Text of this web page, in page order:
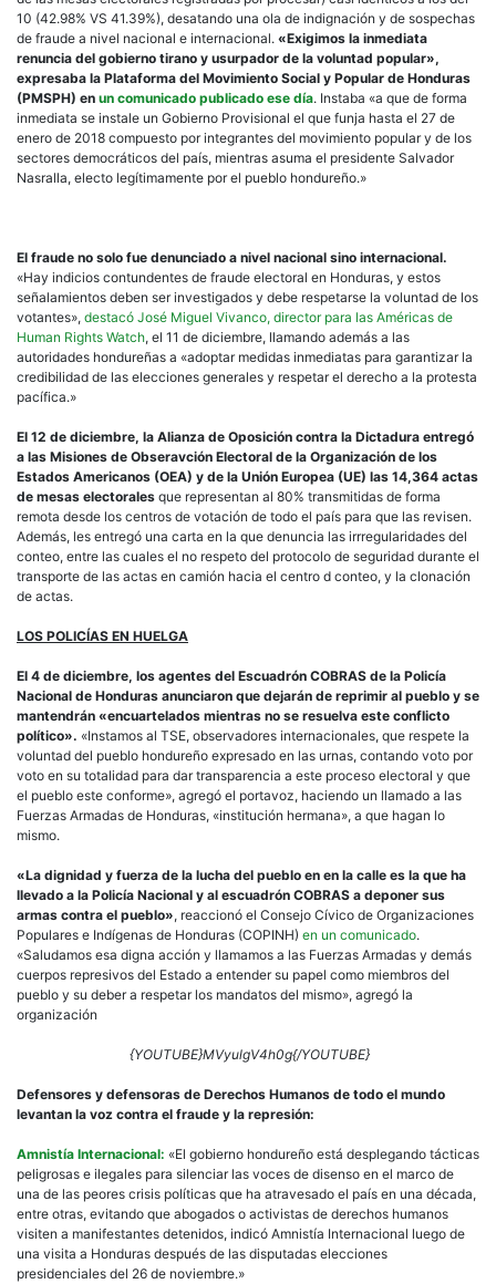
10 (42.98% VS 41.39%), desatando una ola de indignación y de sospechas
de fraude a nivel nacional e internacional. «Exigimos la inmediata
renuncia del gobierno tirano y usurpador de la voluntad popular»,
expresaba la Plataforma del Movimiento Social y Popular de Honduras
(PMSPH) en un comunicado publicado ese día. Instaba «a que de forma
inmediata se instale un Gobierno Provisional el que funja hasta el 27 de
enero de 2018 compuesto por integrantes del movimiento popular y de los
sectores democráticos del país, mientras asuma el presidente Salvador
Nasralla, electo legítimamente por el pueblo hondureño.»
El fraude no solo fue denunciado a nivel nacional sino internacional.
«Hay indicios contundentes de fraude electoral en Honduras, y estos
señalamientos deben ser investigados y debe respetarse la voluntad de los
votantes», destacó José Miguel Vivanco, director para las Américas de
Human Rights Watch, el 11 de diciembre, llamando además a las
autoridades hondureñas a «adoptar medidas inmediatas para garantizar la
credibilidad de las elecciones generales y respetar el derecho a la protesta
pacífica.»
El 12 de diciembre, la Alianza de Oposición contra la Dictadura entregó
a las Misiones de Obseravción Electoral de la Organización de los
Estados Americanos (OEA) y de la Unión Europea (UE) las 14,364 actas
de mesas electorales que representan al 80% transmitidas de forma
remota desde los centros de votación de todo el país para que las revisen.
Además, les entregó una carta en la que denuncia las irrregularidades del
conteo, entre las cuales el no respeto del protocolo de seguridad durante el
transporte de las actas en camión hacia el centro d conteo, y la clonación
de actas.
LOS POLICÍAS EN HUELGA
El 4 de diciembre, los agentes del Escuadrón COBRAS de la Policía
Nacional de Honduras anunciaron que dejarán de reprimir al pueblo y se
mantendrán «encuartelados mientras no se resuelva este conflicto
político». «Instamos al TSE, observadores internacionales, que respete la
voluntad del pueblo hondureño expresado en las urnas, contando voto por
voto en su totalidad para dar transparencia a este proceso electoral y que
el pueblo este conforme», agregó el portavoz, haciendo un llamado a las
Fuerzas Armadas de Honduras, «institución hermana», a que hagan lo
mismo.
«La dignidad y fuerza de la lucha del pueblo en en la calle es la que ha
llevado a la Policía Nacional y al escuadrón COBRAS a deponer sus
armas contra el pueblo», reaccionó el Consejo Cívico de Organizaciones
Populares e Indígenas de Honduras (COPINH) en un comunicado.
«Saludamos esa digna acción y llamamos a las Fuerzas Armadas y demás
cuerpos represivos del Estado a entender su papel como miembros del
pueblo y su deber a respetar los mandatos del mismo», agregó la
organización
{YOUTUBE}MVyulgV4h0g{/YOUTUBE}
Defensores y defensoras de Derechos Humanos de todo el mundo
levantan la voz contra el fraude y la represión:
Amnistía Internacional: «El gobierno hondureño está desplegando tácticas
peligrosas e ilegales para silenciar las voces de disenso en el marco de
una de las peores crisis políticas que ha atravesado el país en una década,
entre otras, evitando que abogados o activistas de derechos humanos
visiten a manifestantes detenidos, indicó Amnistía Internacional luego de
una visita a Honduras después de las disputadas elecciones
presidenciales del 26 de noviembre.»